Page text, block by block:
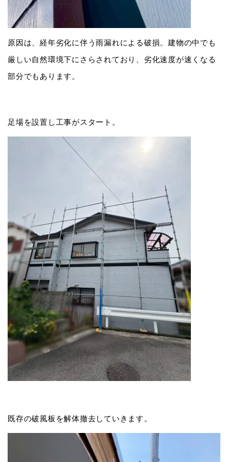
原因は、経年劣化に伴う雨漏れによる破損。建物の中でも
厳しい自然環境下にさらされており、劣化速度が速くなる
部分でもあります。
足場を設置し工事がスタート。
既存の破風板を解体撤去していきます。